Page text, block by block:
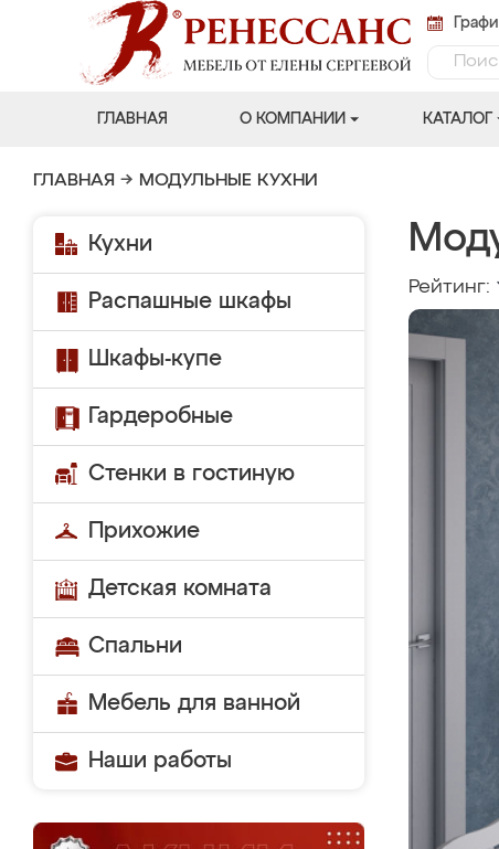
ГЛАВНАЯ О КОМПАНИИ КАТАЛОГ
ГЛАВНАЯ → МОДУЛЬНЫЕ КУХНИ
Кухни
Распашные шкафы
Шкафы-купе
Гардеробные
Стенки в гостиную
Прихожие
Детская комната
Спальни
Мебель для ванной
Наши работы
Рейтинг: